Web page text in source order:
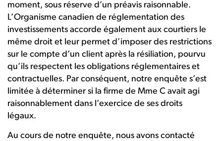
moment, sous réserve d’un préavis raisonnable.
L’Organisme canadien de réglementation des
investissements accorde également aux courtiers le
même droit et leur permet d’imposer des restrictions
sur le compte d’un client après la résiliation, pourvu
qu’ils respectent les obligations réglementaires et
contractuelles. Par conséquent, notre enquête s’est
limitée à déterminer si la firme de Mme C avait agi
raisonnablement dans l’exercice de ses droits
légaux.
Au cours de notre enquête, nous avons contacté